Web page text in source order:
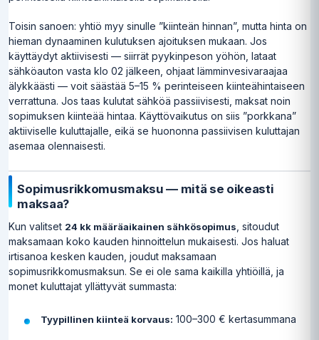
Toisin sanoen: yhtiö myy sinulle ”kiinteän hinnan”, mutta hinta on
hieman dynaaminen kulutuksen ajoituksen mukaan. Jos
käyttäydyt aktiivisesti — siirrät pyykinpeson yöhön, lataat
sähköauton vasta klo 02 jälkeen, ohjaat lämminvesivaraajaa
älykkäästi — voit säästää 5–15 % perinteiseen kiinteähintaiseen
verrattuna. Jos taas kulutat sähköä passiivisesti, maksat noin
sopimuksen kiinteää hintaa. Käyttövaikutus on siis ”porkkana”
aktiiviselle kuluttajalle, eikä se huononna passiivisen kuluttajan
asemaa olennaisesti.
Sopimusrikkomusmaksu — mitä se oikeasti
maksaa?
Kun valitset 24 kk määräaikainen sähkösopimus , sitoudut
maksamaan koko kauden hinnoittelun mukaisesti. Jos haluat
irtisanoa kesken kauden, joudut maksamaan
sopimusrikkomusmaksun. Se ei ole sama kaikilla yhtiöillä, ja
monet kuluttajat yllättyvät summasta:
Tyypillinen kiinteä korvaus: 100–300 € kertasummana